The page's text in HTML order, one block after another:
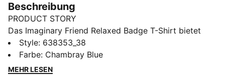
Beschreibung
PRODUCT STORY
Das Imaginary Friend Relaxed Badge T-Shirt bietet
Kindern beim Spielen oder in der Schule optimalen
Komfort. Mit einem flauschigen PUMA Cat Logo
Badge für einen originellen Touch und einem Relaxed
Style: 638353_38
Farbe: Chambray Blue
MEHR LESEN